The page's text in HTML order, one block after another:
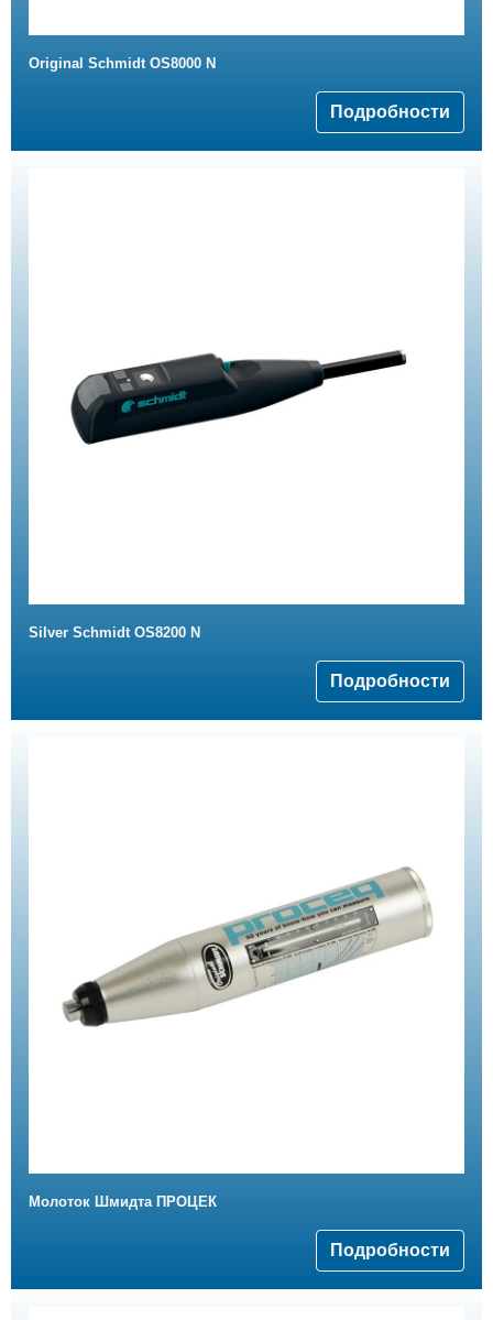
Original Schmidt OS8000 N
Подробности
Silver Schmidt OS8200 N
Подробности
Mолоток Шмидта ПРОЦЕК
Подробности